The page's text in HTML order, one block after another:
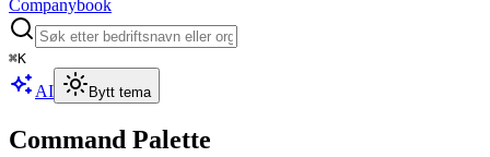
Companybook
⌘K
AI Bytt tema
Command Palette